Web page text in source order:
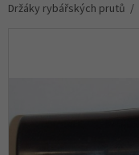
Držáky rybářských prutů